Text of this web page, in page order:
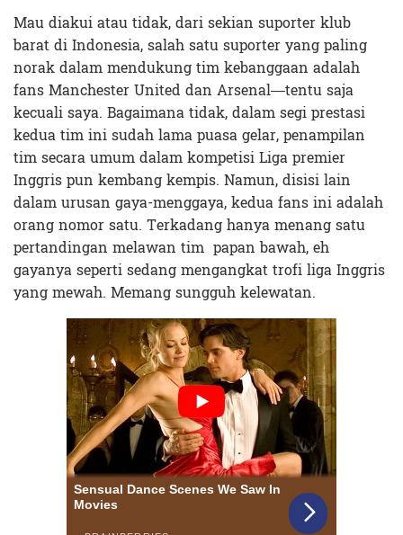
Mau diakui atau tidak, dari sekian suporter klub
barat di Indonesia, salah satu suporter yang paling
norak dalam mendukung tim kebanggaan adalah
fans Manchester United dan Arsenal—tentu saja
kecuali saya. Bagaimana tidak, dalam segi prestasi
kedua tim ini sudah lama puasa gelar, penampilan
tim secara umum dalam kompetisi Liga premier
Inggris pun kembang kempis. Namun, disisi lain
dalam urusan gaya-menggaya, kedua fans ini adalah
orang nomor satu. Terkadang hanya menang satu
pertandingan melawan tim papan bawah, eh
gayanya seperti sedang mengangkat trofi liga Inggris
yang mewah. Memang sungguh kelewatan.